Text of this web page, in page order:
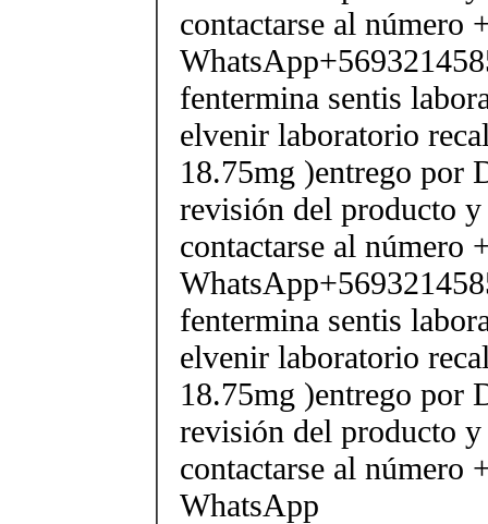
contactarse al número
fentermina sentis
elvenir laboratorio
18.75mg )entrego por
revisión del producto
contactarse al número
fentermina sentis
elvenir laboratorio
18.75mg )entrego por
revisión del producto
contactarse al número
WhatsApp